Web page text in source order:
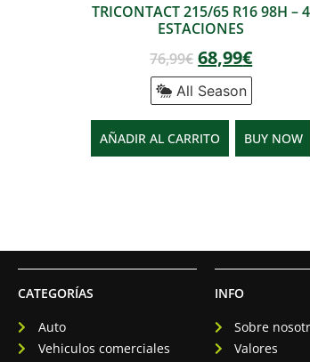
TRICONTACT 215/65 R16 98H – 4
ESTACIONES
76,99€ 68,99€
All Season
AÑADIR AL CARRITO BUY NOW
CATEGORÍAS
Auto
Vehiculos comerciales
INFO
Sobre
Valores